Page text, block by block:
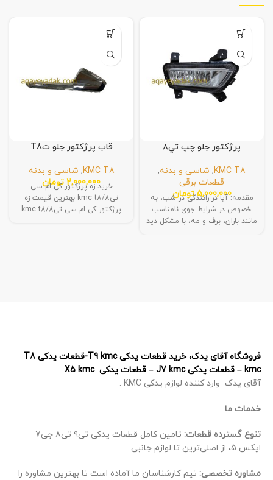
پرژکتور جلو چپ تي٨
KMC T8
, شاسی و بدنه,
قطعات برقی
5,000,000 تومان
مقدمه: آیا در رانندگی در شب، به
خصوص در شرایط جوی نامناسب
مانند باران، برف و مه، با مشکل دید
قاب پرژکتور جلو تT8
KMC T8
, شاسی و بدنه
2,000,000 تومان
خرید زه پرژکتور کی ام سی
تی8/kmc t8 بهترین قیمت زه
پرژکتور کی ام سی تی8/kmc t8
فروشگاه آقای یدک، خرید قطعات یدکی T9 kmc-قطعات یدکی T8
kmc – قطعات یدکی J7 kmc – قطعات یدکی X5 kmc
آقای یدک وارد کننده لوازم یدکی KMC .
خدمات ما
تنوع گسترده قطعات:
تامین کامل قطعات یدکی تی۹ تی8 جی7
ایکس 5، از اصلی‌ترین تا لوازم جانبی.
مشاوره تخصصی: تیم کارشناسان ما آماده است تا بهترین مشاوره را